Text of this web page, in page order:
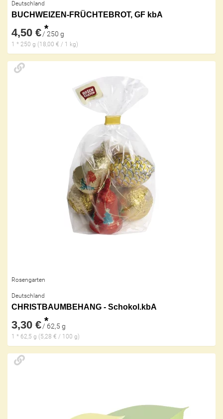
Deutschland
BUCHWEIZEN-FRÜCHTEBROT, GF kbA
4,50 € *
/ 250 g
1 * 250 g (18,00 € / 1 kg)
Rosengarten
Deutschland
CHRISTBAUMBEHANG - Schokol.kbA
3,30 € *
/ 62,5 g
1 * 62,5 g (5,28 € / 100 g)